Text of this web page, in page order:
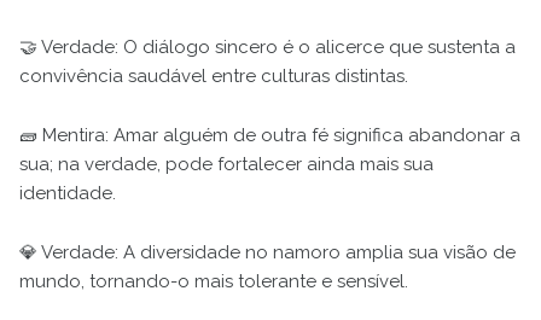
🤝 Verdade: O diálogo sincero é o alicerce que sustenta a
convivência saudável entre culturas distintas.
🧱 Mentira: Amar alguém de outra fé significa abandonar a
sua; na verdade, pode fortalecer ainda mais sua
identidade.
💎 Verdade: A diversidade no namoro amplia sua visão de
mundo, tornando-o mais tolerante e sensível.